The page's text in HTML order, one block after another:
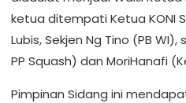
ketua ditempati Ketua KONI
Lubis, Sekjen Ng Tino (PB
PP Squash) dan MoriHanafi
Pimpinan Sidang ini